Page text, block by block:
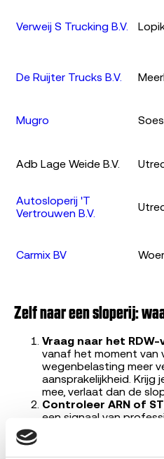
Verweij S Trucking B.V.
De Ruijter Trucks B.V.
Mugro
Adb Lage Weide B.V.
Autosloperij 'T
Vertrouwen B.V.
Carmix BV
Zelf naar een sloperij:
Vraag naar het
vanaf het moment van
wegenbelasting meer
aansprakelijkheid. Krijg
mee, verlaat dan de
Controleer ARN of
een signaal van
legaal als het RDW-
garantie op kwaliteit